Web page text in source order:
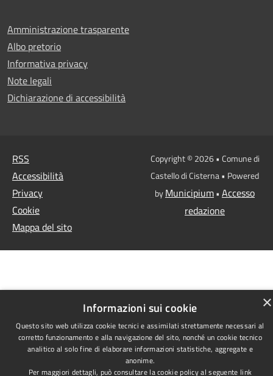
Amministrazione trasparente
Albo pretorio
Informativa privacy
Note legali
Dichiarazione di accessibilità
RSS
Accessibilità
Privacy
Cookie
Mappa del sito
Copyright © 2026 • Comune di
Castello di Cisterna • Powered
byMunicipium• Accesso
redazione
×
Informazioni sui cookie
Questo sito web utilizza cookie tecnici e assimilati strettamente necessari al
corretto funzionamento e alla navigazione del sito, nonché un cookie tecnico
analitico al solo fine di elaborare informazioni statistiche, aggregate e
anonime.
Per maggiori dettagli, può consultare la cookie policy al seguente link